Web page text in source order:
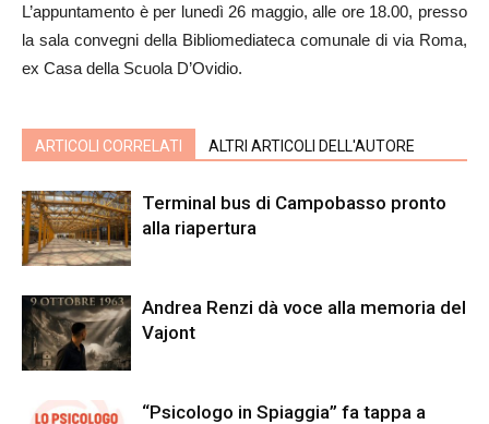
L’appuntamento è per lunedì 26 maggio, alle ore 18.00, presso
la sala convegni della Bibliomediateca comunale di via Roma,
ex Casa della Scuola D’Ovidio.
ARTICOLI CORRELATI ALTRI ARTICOLI DELL'AUTORE
Terminal bus di Campobasso pronto
alla riapertura
Andrea Renzi dà voce alla memoria del
Vajont
“Psicologo in Spiaggia” fa tappa a